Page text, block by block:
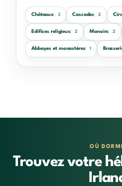
Châteaux 3 Cascades 2
Edifices religieux 2 Manoirs 2
Abbayes et monastères 1
OÙ
Trouvez votre